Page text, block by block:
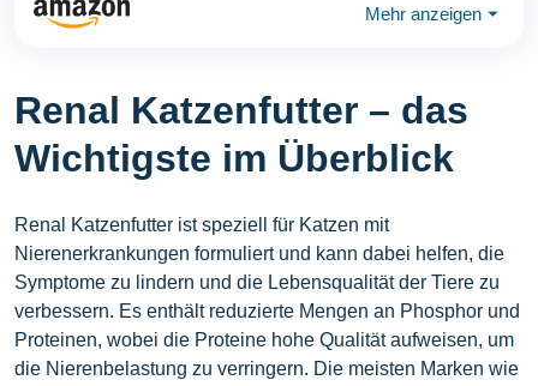
Mehr anzeigen ⏷
Renal Katzenfutter – das
Wichtigste im Überblick
Renal Katzenfutter ist speziell für Katzen mit
Nierenerkrankungen formuliert und kann dabei helfen, die
Symptome zu lindern und die Lebensqualität der Tiere zu
verbessern. Es enthält reduzierte Mengen an Phosphor und
Proteinen, wobei die Proteine hohe Qualität aufweisen, um
die Nierenbelastung zu verringern. Die meisten Marken wie